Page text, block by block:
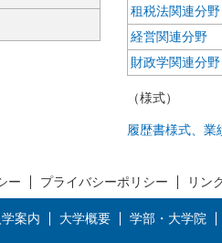
租税法関連分野
経営関連分野
財政学関連分野
（様式）
履歴書様式、業
ー プライバシーポリシー リン
学案内 大学概要 学部・大学院